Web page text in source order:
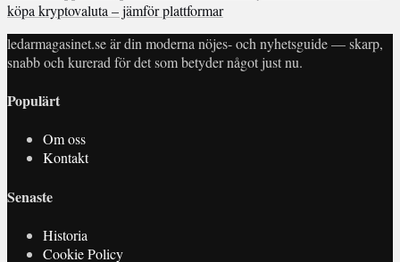
köpa kryptovaluta – jämför plattformar
ledarmagasinet.se är din moderna nöjes- och nyhetsguide — skarp,
snabb och kurerad för det som betyder något just nu.
Populärt
Om oss
Kontakt
Senaste
Historia
Cookie Policy